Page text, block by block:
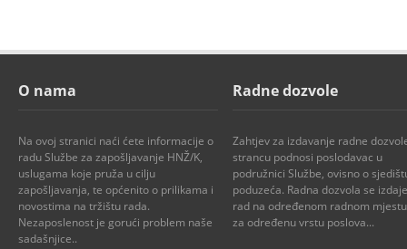
O nama
Na ovoj stranici naći ćete informacije o
radu Službe za zapošljavanje HNŽ/K,
uslugama koje pruža u cilju
zapošljavanja, te općenito o prilikama i
novostima na tržištu rada.
Nezaposlenost je gorući problem naše
sadašnjice..
Radne dozvole
Zahtjev za izdavanje radne
strancu podnosi poslodavac u
podružnici Službe, ovisno o
poduzeća. Radna dozvola se
rad na određenom radnom
za određenu vrstu poslova...